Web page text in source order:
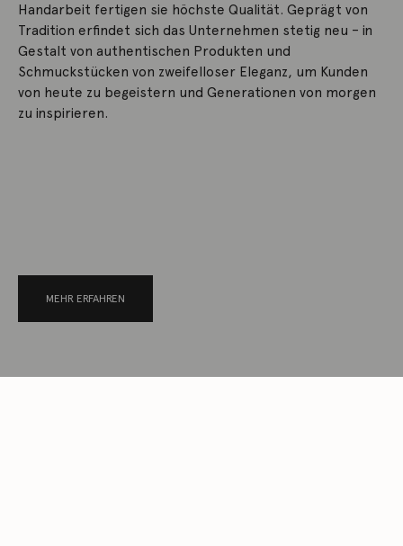
Handarbeit fertigen sie höchste Qualität. Geprägt von
Tradition erfindet sich das Unternehmen stetig neu – in
Gestalt von authentischen Produkten und
Schmuckstücken von zweifelloser Eleganz, um Kunden
von heute zu begeistern und Generationen von morgen
zu inspirieren.
MEHR ERFAHREN